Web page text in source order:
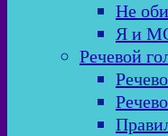
Не
Я и
Речевой